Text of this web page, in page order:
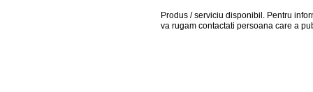
Produs / serviciu disponibil . Pentru
va rugam contactati persoana care a